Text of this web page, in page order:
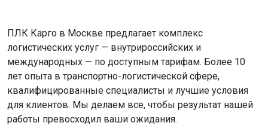
ПЛК Карго в Москве предлагает комплекс
логистических услуг — внутрироссийских и
международных — по доступным тарифам. Более 10
лет опыта в транспортно-логистической сфере,
квалифицированные специалисты и лучшие условия
для клиентов. Мы делаем все, чтобы результат нашей
работы превосходил ваши ожидания.